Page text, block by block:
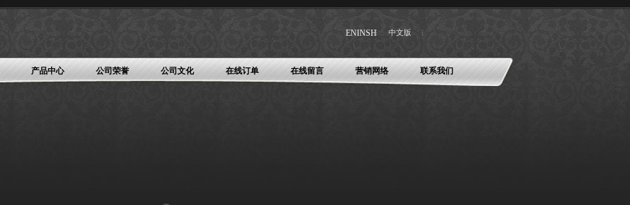
中文版
ENINSH
产品中心 公司荣誉 公司文化 在线订单 在线留言 营销网络 联系我们